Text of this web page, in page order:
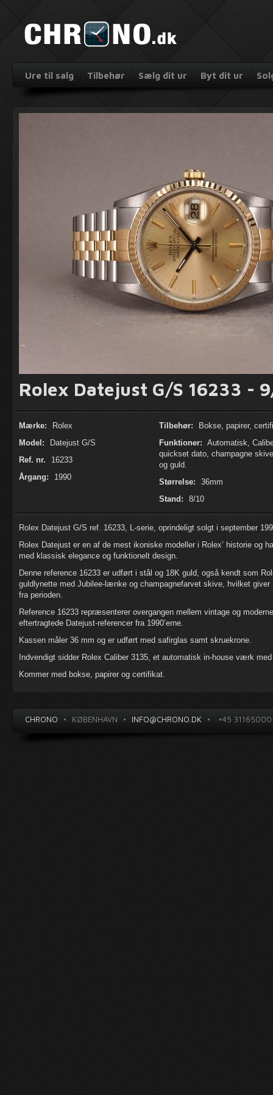
Ure til salg Tilbehør Sælg dit ur Byt dit ur
Rolex Datejust G/S 16233 -
Mærke:
Rolex
Model:
Datejust G/S
Ref. nr.
16233
Årgang:
1990
Tilbehør:
Bokse, papirer,
Funktioner: Automatisk,
quickset dato, champagne
og guld.
Størrelse:
36mm
Stand:
8/10
Rolex Datejust G/S ref. 16233, L-serie, oprindeligt solgt i september
Rolex Datejust er en af de mest ikoniske modeller i Rolex’ historie og
med klassisk elegance og funktionelt design.
Denne reference 16233 er udført i stål og 18K guld, også kendt som
guldlynette med Jubilee-lænke og champagnefarvet skive, hvilket
fra perioden.
Reference 16233 repræsenterer overgangen mellem vintage og
eftertragtede Datejust-referencer fra 1990’erne.
Kassen måler 36 mm og er udført med safirglas samt skruekrone.
Indvendigt sidder Rolex Caliber 3135, et automatisk in-house værk
Kommer med bokse, papirer og certifikat.
CHRONO • KØBENHAVN • INFO@CHRONO.DK • +45 31165000